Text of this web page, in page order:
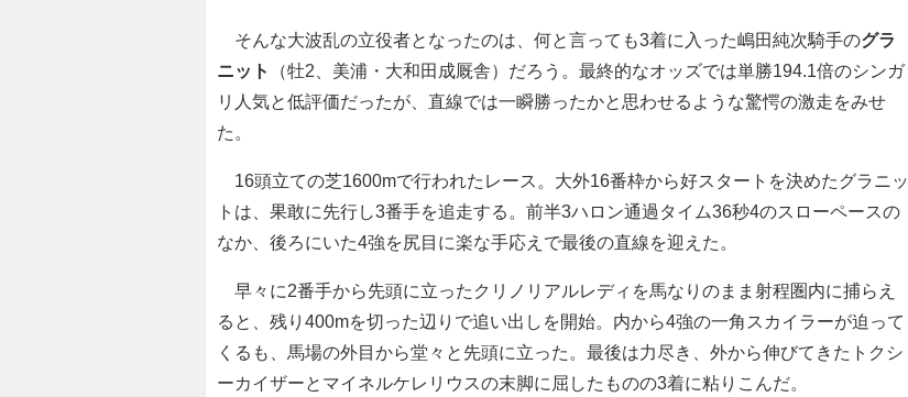
そんな大波乱の立役者となったのは、何と言っても3着に入った嶋田純次騎手のグラ
ニット
（牡2、美浦・大和田成厩舎）だろう。最終的なオッズでは単勝194.1倍のシンガ
リ人気と低評価だったが、直線では一瞬勝ったかと思わせるような驚愕の激走をみせ
た。
16頭立ての芝1600mで行われたレース。大外16番枠から好スタートを決めたグラニッ
トは、果敢に先行し3番手を追走する。前半3ハロン通過タイム36秒4のスローペースの
なか、後ろにいた4強を尻目に楽な手応えで最後の直線を迎えた。
早々に2番手から先頭に立ったクリノリアルレディを馬なりのまま射程圏内に捕らえ
ると、残り400mを切った辺りで追い出しを開始。内から4強の一角スカイラーが迫って
くるも、馬場の外目から堂々と先頭に立った。最後は力尽き、外から伸びてきたトクシ
ーカイザーとマイネルケレリウスの末脚に屈したものの3着に粘りこんだ。